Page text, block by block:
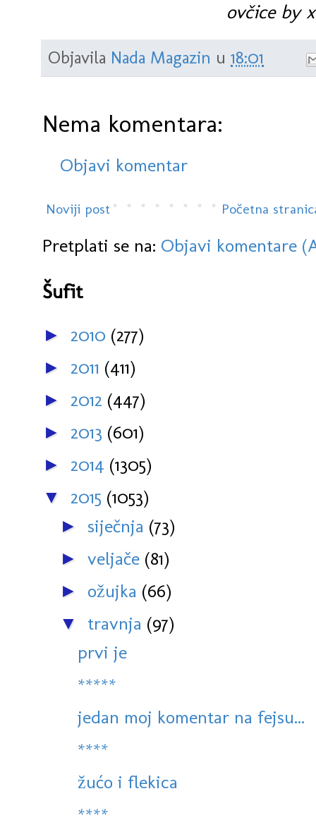
ovčice by
Objavila Nada Magazin u 18:01
Nema komentara:
Objavi komentar
Noviji post Početna
Pretplati se na: Objavi komentare
Šufit
► 2010 (277)
► 2011 (411)
► 2012 (447)
► 2013 (601)
► 2014 (1305)
▼ 2015 (1053)
► siječnja (73)
► veljače (81)
► ožujka (66)
▼ travnja (97)
prvi je
*****
jedan moj komentar na fejsu...
****
žućo i flekica
****